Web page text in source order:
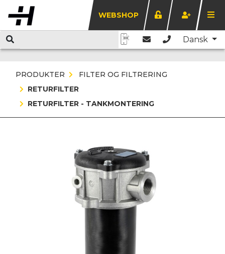
WEBSHOP
Dansk
PRODUKTER
FILTER OG FILTRERING
RETURFILTER
RETURFILTER - TANKMONTERING